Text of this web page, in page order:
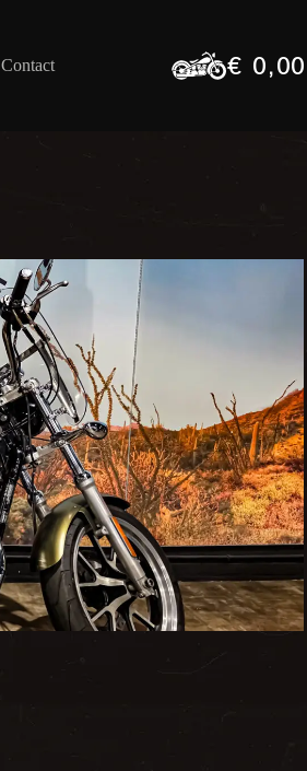
Contact Winkelwagen
€0,00